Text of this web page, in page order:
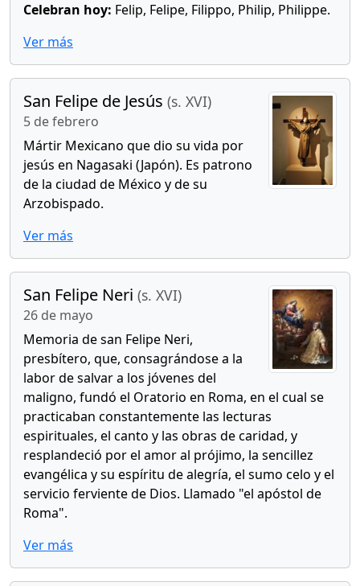
Celebran hoy: Felip, Felipe, Filippo, Philip, Philippe.
Ver más
San Felipe de Jesús (s. XVI)
5 de febrero
Mártir Mexicano que dio su vida por
jesús en Nagasaki (Japón). Es patrono
de la ciudad de México y de su
Arzobispado.
Ver más
San Felipe Neri (s. XVI)
26 de mayo
Memoria de san Felipe Neri,
presbítero, que, consagrándose a la
labor de salvar a los jóvenes del
maligno, fundó el Oratorio en Roma, en el cual se
practicaban constantemente las lecturas
espirituales, el canto y las obras de caridad, y
resplandeció por el amor al prójimo, la sencillez
evangélica y su espíritu de alegría, el sumo celo y el
servicio ferviente de Dios. Llamado "el apóstol de
Roma".
Ver más